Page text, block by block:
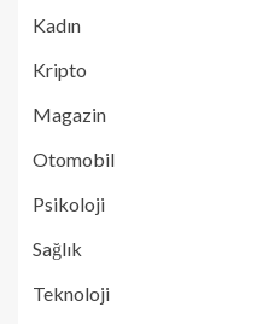
Kadın
Kripto
Magazin
Otomobil
Psikoloji
Sağlık
Teknoloji